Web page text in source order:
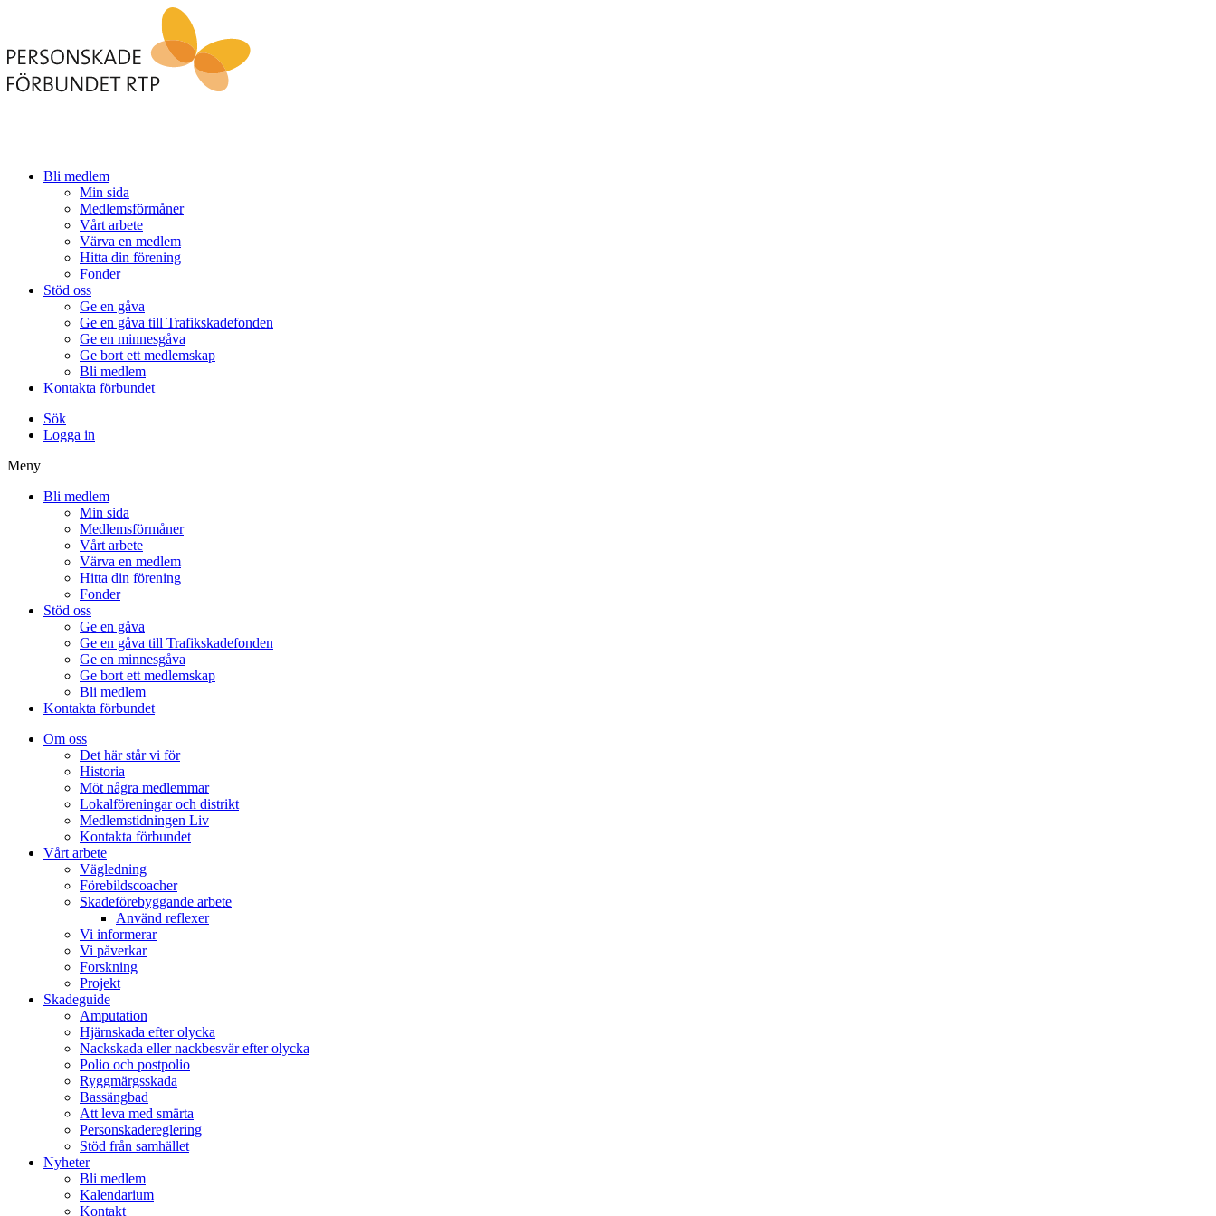
Bli medlem
Min sida
Medlemsförmåner
Vårt arbete
Värva en medlem
Hitta din förening
Fonder
Stöd oss
Ge en gåva
Ge en gåva till Trafikskadefonden
Ge en minnesgåva
Ge bort ett medlemskap
Bli medlem
Kontakta förbundet
Sök
Logga in
Meny
Bli medlem
Min sida
Medlemsförmåner
Vårt arbete
Värva en medlem
Hitta din förening
Fonder
Stöd oss
Ge en gåva
Ge en gåva till Trafikskadefonden
Ge en minnesgåva
Ge bort ett medlemskap
Bli medlem
Kontakta förbundet
Om oss
Det här står vi för
Historia
Möt några medlemmar
Lokalföreningar och distrikt
Medlemstidningen Liv
Kontakta förbundet
Vårt arbete
Vägledning
Förebildscoacher
Skadeförebyggande arbete
Använd reflexer
Vi informerar
Vi påverkar
Forskning
Projekt
Skadeguide
Amputation
Hjärnskada efter olycka
Nackskada eller nackbesvär efter olycka
Polio och postpolio
Ryggmärgsskada
Bassängbad
Att leva med smärta
Personskadereglering
Stöd från samhället
Nyheter
Bli medlem
Kalendarium
Kontakt